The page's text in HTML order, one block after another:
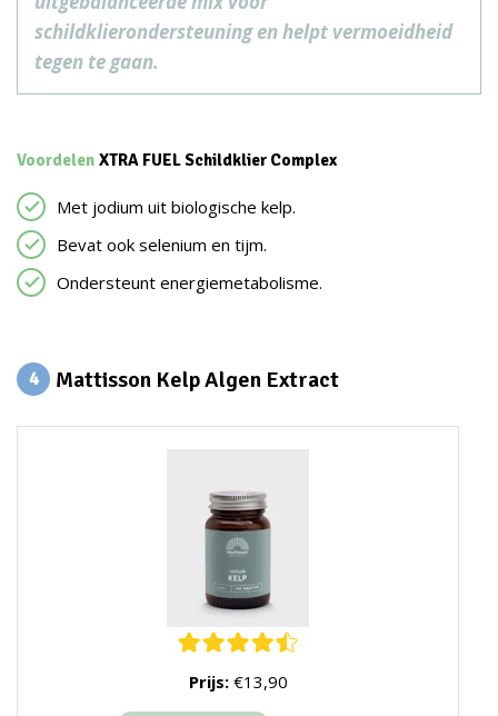
schildklierondersteuning en helpt vermoeidheid
tegen te gaan.
Voordelen XTRA FUEL Schildklier Complex
Met jodium uit biologische kelp.
Bevat ook selenium en tijm.
Ondersteunt energiemetabolisme.
4 Mattisson Kelp Algen Extract
Prijs:€13,90